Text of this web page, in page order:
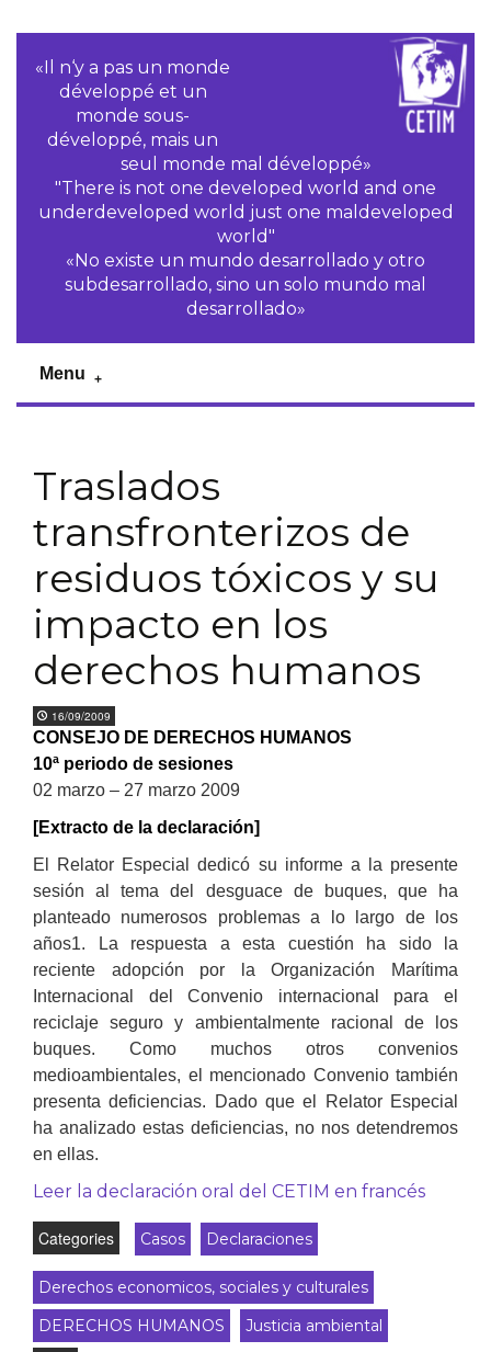
«Il n‘y a pas un monde
développé et un
monde sous-
développé, mais un
seul monde mal développé»
"There is not one developed world and one
underdeveloped world just one maldeveloped
world"
«No existe un mundo desarrollado y otro
subdesarrollado, sino un solo mundo mal
desarrollado»
Menu
Traslados
transfronterizos de
residuos tóxicos y su
impacto en los
derechos humanos
16/09/2009
CONSEJO DE DERECHOS HUMANOS
10ª periodo de sesiones
02 marzo – 27 marzo 2009
[Extracto de la declaración]
El Relator Especial dedicó su informe a la presente
sesión al tema del desguace de buques, que ha
planteado numerosos problemas a lo largo de los
años1. La respuesta a esta cuestión ha sido la
reciente adopción por la Organización Marítima
Internacional del Convenio internacional para el
reciclaje seguro y ambientalmente racional de los
buques. Como muchos otros convenios
medioambientales, el mencionado Convenio también
presenta deficiencias. Dado que el Relator Especial
ha analizado estas deficiencias, no nos detendremos
en ellas.
Leer la declaración oral del CETIM en francés
Categories Casos Declaraciones
Derechos economicos, sociales y culturales
DERECHOS HUMANOS
Justicia ambiental